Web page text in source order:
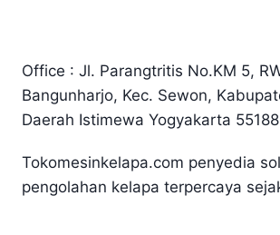
Office : Jl. Parangtritis No.KM 5,
Bangunharjo, Kec. Sewon,
Daerah Istimewa Yogyakarta 55188
Tokomesinkelapa.com penyedia
pengolahan kelapa terpercaya